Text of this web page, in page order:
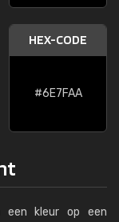
HEX-CODE
#6E7FAA
een kleur op een